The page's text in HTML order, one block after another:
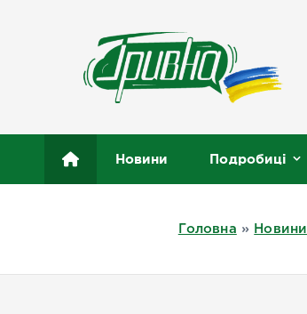
о
с
Новини Подробиці
Головна » Новини